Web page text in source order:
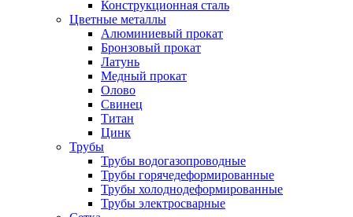
Конструкционная сталь
Цветные металлы
Алюминиевый прокат
Бронзовый прокат
Латунь
Медный прокат
Олово
Свинец
Титан
Цинк
Трубы
Трубы водогазопроводные
Трубы горячедеформированные
Трубы холоднодеформированные
Трубы электросварные